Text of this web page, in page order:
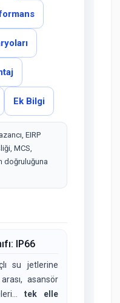
Ek Bilgi
EIRP
MCS,
doğruluğuna
IP66
su jetlerine
asansör
tek elle